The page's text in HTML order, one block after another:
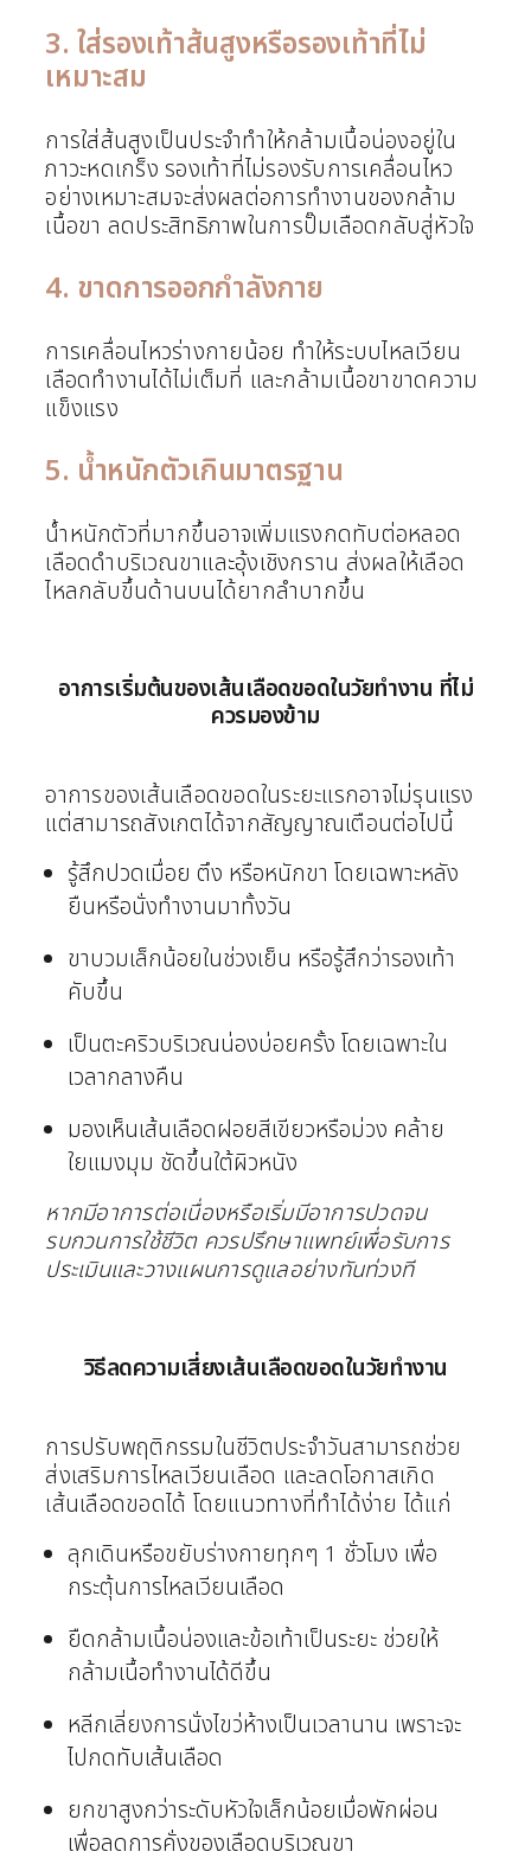
3. ใส่รองเท้าส้นสูงหรือรองเท้าที่ไม่
เหมาะสม
การใส่ส้นสูงเป็นประจำทำให้กล้ามเนื้อน่องอยู่ใน
ภาวะหดเกร็ง รองเท้าที่ไม่รองรับการเคลื่อนไหว
อย่างเหมาะสมจะส่งผลต่อการทำงานของกล้าม
เนื้อขา ลดประสิทธิภาพในการปั๊มเลือดกลับสู่หัวใจ
4. ขาดการออกกำลังกาย
การเคลื่อนไหวร่างกายน้อย ทำให้ระบบไหลเวียน
เลือดทำงานได้ไม่เต็มที่ และกล้ามเนื้อขาขาดความ
แข็งแรง
5. น้ำหนักตัวเกินมาตรฐาน
น้ำหนักตัวที่มากขึ้นอาจเพิ่มแรงกดทับต่อหลอด
เลือดดำบริเวณขาและอุ้งเชิงกราน ส่งผลให้เลือด
ไหลกลับขึ้นด้านบนได้ยากลำบากขึ้น
อาการเริ่มต้นของเส้นเลือดขอดในวัยทำงาน ที่ไม่
ควรมองข้าม
อาการของเส้นเลือดขอดในระยะแรกอาจไม่รุนแรง
แต่สามารถสังเกตได้จากสัญญาณเตือนต่อไปนี้
รู้สึกปวดเมื่อย ตึง หรือหนักขา โดยเฉพาะหลัง
ยืนหรือนั่งทำงานมาทั้งวัน
ขาบวมเล็กน้อยในช่วงเย็น หรือรู้สึกว่ารองเท้า
คับขึ้น
เป็นตะคริวบริเวณน่องบ่อยครั้ง โดยเฉพาะใน
เวลากลางคืน
มองเห็นเส้นเลือดฝอยสีเขียวหรือม่วง คล้าย
ใยแมงมุม ชัดขึ้นใต้ผิวหนัง
หากมีอาการต่อเนื่องหรือเริ่มมีอาการปวดจน
รบกวนการใช้ชีวิต ควรปรึกษาแพทย์เพื่อรับการ
ประเมินและวางแผนการดูแลอย่างทันท่วงที
วิธีลดความเสี่ยงเส้นเลือดขอดในวัยทำงาน
การปรับพฤติกรรมในชีวิตประจำวันสามารถช่วย
ส่งเสริมการไหลเวียนเลือด และลดโอกาสเกิด
เส้นเลือดขอดได้ โดยแนวทางที่ทำได้ง่าย ได้แก่
ลุกเดินหรือขยับร่างกายทุกๆ 1 ชั่วโมง เพื่อ
กระตุ้นการไหลเวียนเลือด
ยืดกล้ามเนื้อน่องและข้อเท้าเป็นระยะ ช่วยให้
กล้ามเนื้อทำงานได้ดีขึ้น
หลีกเลี่ยงการนั่งไขว่ห้างเป็นเวลานาน เพราะจะ
ไปกดทับเส้นเลือด
ยกขาสูงกว่าระดับหัวใจเล็กน้อยเมื่อพักผ่อน
เพื่อลดการคั่งของเลือดบริเวณขา